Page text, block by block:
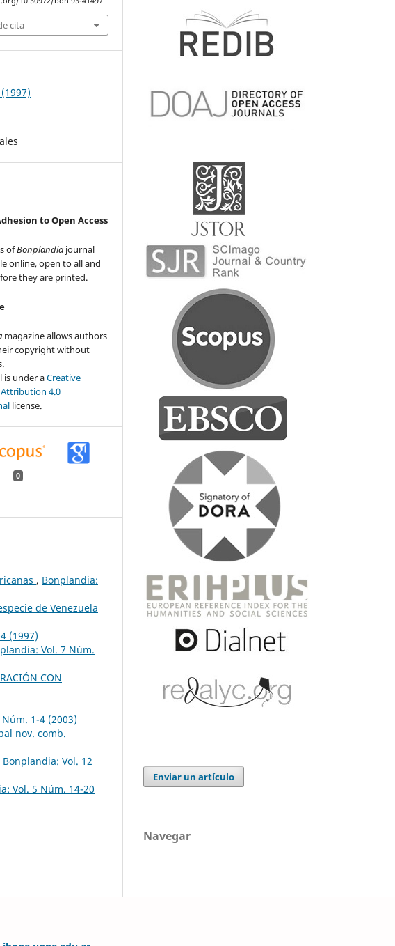
cita
to Open Access
ofBonplandia journal
online, open to all and
they are printed.
magazine allows authors
copyright without
is under aCreative
4.0
license.
0
, Bonplandia:
de Venezuela
(1997)
Vol. 7 Núm.
CON
1-4 (2003)
nov. comb.
Bonplandia: Vol. 12
Vol. 5 Núm. 14-20
Enviar un artículo
Navegar